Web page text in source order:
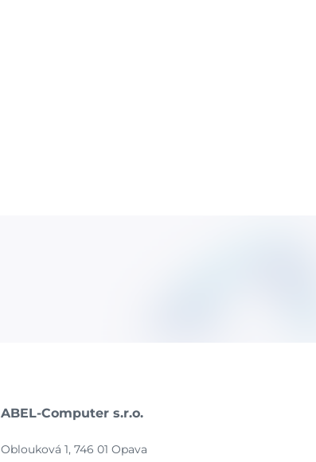
ABEL-Computer s.r.o.
Oblouková 1, 746 01 Opava